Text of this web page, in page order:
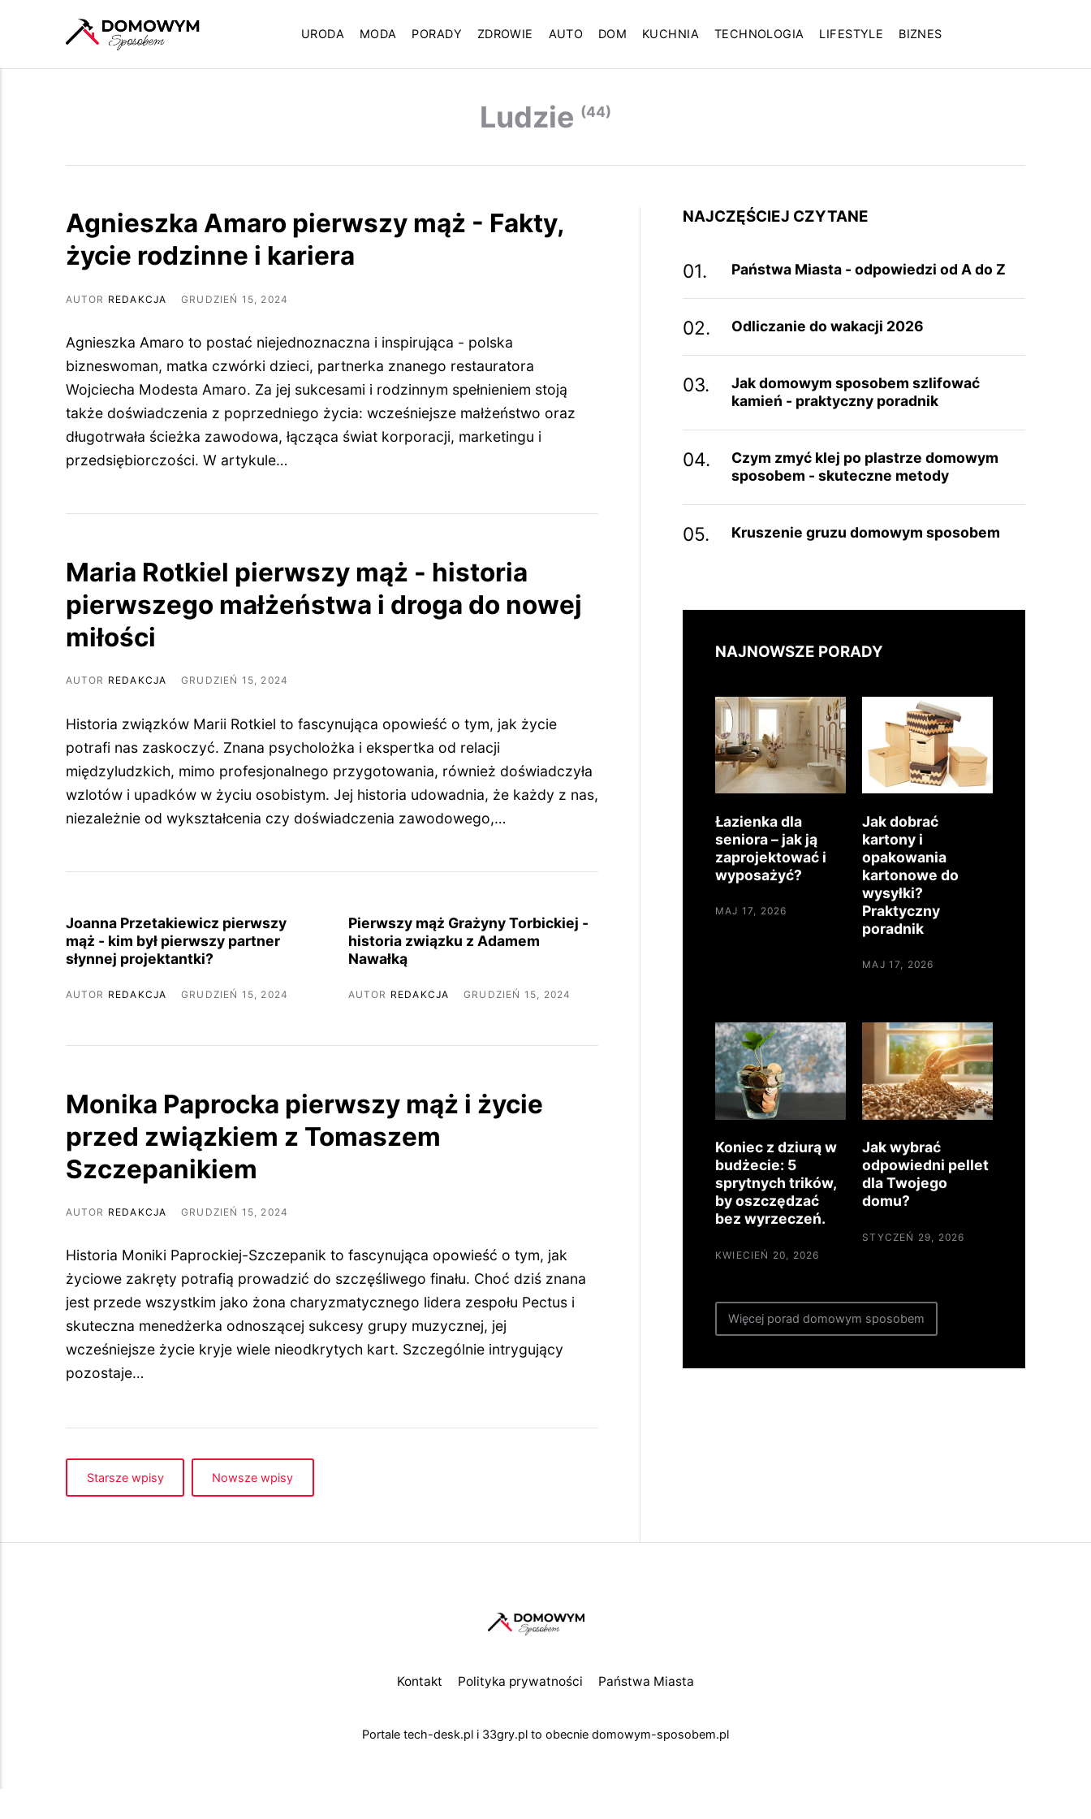
URODA MODA PORADY ZDROWIE AUTO DOM KUCHNIA TECHNOLOGIA LIFESTYLE BIZNES
Ludzie (44)
Agnieszka Amaro pierwszy mąż - Fakty,
życie rodzinne i kariera
AUTOR REDAKCJA GRUDZIEŃ 15, 2024
Agnieszka Amaro to postać niejednoznaczna i inspirująca - polska
bizneswoman, matka czwórki dzieci, partnerka znanego restauratora
Wojciecha Modesta Amaro. Za jej sukcesami i rodzinnym spełnieniem stoją
także doświadczenia z poprzedniego życia: wcześniejsze małżeństwo oraz
długotrwała ścieżka zawodowa, łącząca świat korporacji, marketingu i
przedsiębiorczości. W artykule…
Maria Rotkiel pierwszy mąż - historia
pierwszego małżeństwa i droga do nowej
miłości
AUTOR REDAKCJA GRUDZIEŃ 15, 2024
Historia związków Marii Rotkiel to fascynująca opowieść o tym, jak życie
potrafi nas zaskoczyć. Znana psycholożka i ekspertka od relacji
międzyludzkich, mimo profesjonalnego przygotowania, również doświadczyła
wzlotów i upadków w życiu osobistym. Jej historia udowadnia, że każdy z nas,
niezależnie od wykształcenia czy doświadczenia zawodowego,…
Joanna Przetakiewicz pierwszy
mąż - kim był pierwszy partner
słynnej projektantki?
AUTOR REDAKCJA GRUDZIEŃ 15, 2024
Pierwszy mąż Grażyny Torbickiej -
historia związku z Adamem
Nawałką
AUTOR REDAKCJA GRUDZIEŃ 15, 2024
Monika Paprocka pierwszy mąż i życie
przed związkiem z Tomaszem
Szczepanikiem
AUTOR REDAKCJA GRUDZIEŃ 15, 2024
Historia Moniki Paprockiej-Szczepanik to fascynująca opowieść o tym, jak
życiowe zakręty potrafią prowadzić do szczęśliwego finału. Choć dziś znana
jest przede wszystkim jako żona charyzmatycznego lidera zespołu Pectus i
skuteczna menedżerka odnoszącej sukcesy grupy muzycznej, jej
wcześniejsze życie kryje wiele nieodkrytych kart. Szczególnie intrygujący
pozostaje…
Starsze wpisy Nowsze wpisy
NAJCZĘŚCIEJ CZYTANE
Państwa Miasta - odpowiedzi od A do Z
Odliczanie do wakacji 2026
Jak domowym sposobem szlifować
kamień - praktyczny poradnik
Czym zmyć klej po plastrze domowym
sposobem - skuteczne metody
Kruszenie gruzu domowym sposobem
NAJNOWSZE PORADY
Łazienka dla
seniora – jak ją
zaprojektować i
wyposażyć?
MAJ 17, 2026
Jak dobrać
kartony i
opakowania
kartonowe do
wysyłki?
Praktyczny
poradnik
MAJ 17, 2026
Koniec z dziurą w
budżecie: 5
sprytnych trików,
by oszczędzać
bez wyrzeczeń.
KWIECIEŃ 20, 2026
Jak wybrać
odpowiedni pellet
dla Twojego
domu?
STYCZEŃ 29, 2026
Więcej porad domowym sposobem
Kontakt Polityka prywatności Państwa Miasta
Portale tech-desk.pl i 33gry.pl to obecnie domowym-sposobem.pl